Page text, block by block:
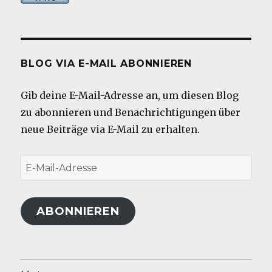
BLOG VIA E-MAIL ABONNIEREN
Gib deine E-Mail-Adresse an, um diesen Blog
zu abonnieren und Benachrichtigungen über
neue Beiträge via E-Mail zu erhalten.
E-
Mail-
Adresse
ABONNIEREN